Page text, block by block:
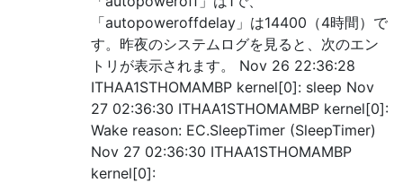
「autopoweroffdelay」は14400（4時間）で
す。昨夜のシステムログを見ると、次のエン
トリが表示されます。 Nov 26 22:36:28
ITHAA1STHOMAMBP kernel[0]: sleep Nov
27 02:36:30 ITHAA1STHOMAMBP kernel[0]:
Wake reason: EC.SleepTimer (SleepTimer)
Nov 27 02:36:30 ITHAA1STHOMAMBP
kernel[0]: